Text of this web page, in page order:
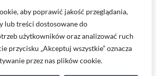
aby poprawić jakość przeglądania,
lub treści dostosowane do
użytkowników oraz analizować ruch
przycisku „Akceptuj wszystkie” oznacza
przez nas plików cookie.
strony internetowe: